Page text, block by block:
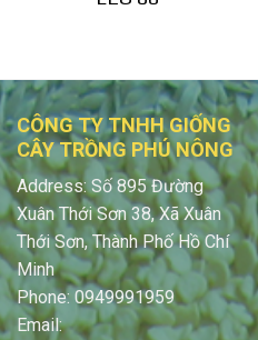
CÔNG TY TNHH GIỐNG
CÂY TRỒNG PHÚ NÔNG
Address: Số 895 Đường
Xuân Thới Sơn 38, Xã Xuân
Thới Sơn, Thành Phố Hồ Chí
Minh
Phone: 0949991959
Email: